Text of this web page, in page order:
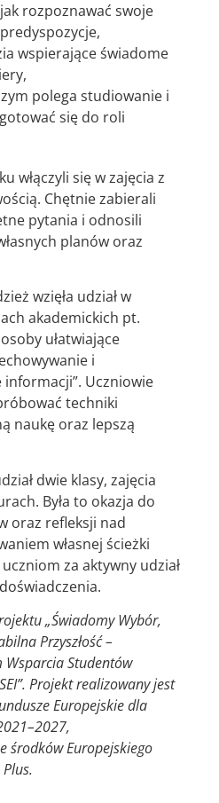
rozpoznawać swoje
wspierające świadome
polega studiowanie i
się do roli
włączyli się w zajęcia z
Chętnie zabierali
pytania i odnosili
planów oraz
wzięła udział w
akademickich pt.
ułatwiające
i
Uczniowie
techniki
naukę oraz lepszą
dwie klasy, zajęcia
Była to okazja do
oraz refleksji nad
własnej ścieżki
za aktywny udział
„Świadomy Wybór,
Przyszłość –
Studentów
Projekt realizowany jest
Europejskie dla
środków Europejskiego